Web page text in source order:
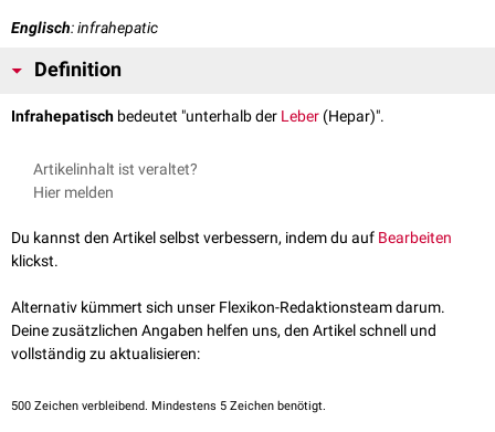
Englisch: infrahepatic
Definition
Infrahepatisch bedeutet "unterhalb der Leber (Hepar)".
Artikelinhalt ist veraltet?
Hier melden
Du kannst den Artikel selbst verbessern, indem du auf Bearbeiten
klickst.
Alternativ kümmert sich unser Flexikon-Redaktionsteam darum.
Deine zusätzlichen Angaben helfen uns, den Artikel schnell und
vollständig zu aktualisieren:
500 Zeichen verbleibend. Mindestens 5 Zeichen benötigt.